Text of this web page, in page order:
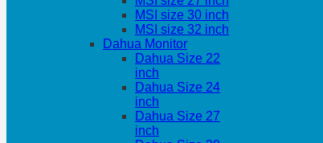
MSI size 30 inch
MSI size 32 inch
Dahua Monitor
Dahua Size 22
inch
Dahua Size 24
inch
Dahua Size 27
inch